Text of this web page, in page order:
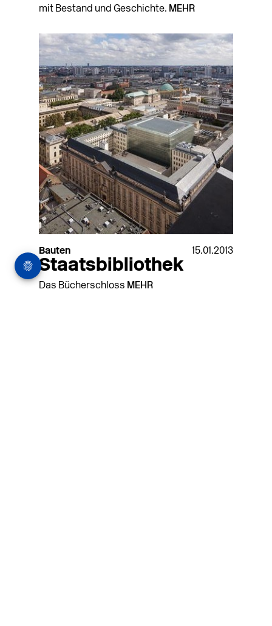
mit Bestand und Geschichte. MEHR
Bauten 15.01.2013
Staatsbibliothek
Das Bücherschloss MEHR